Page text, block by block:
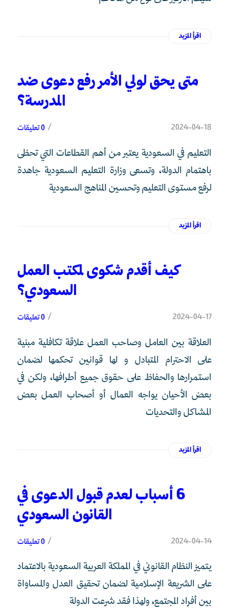
اقرأ المزيد
متى يحق لولي الأمر رفع دعوى ضد
المدرسة؟
2024-04-18
/ 0 تعليقات
التعليم في السعودية يعتبر من أهم القطاعات التي تحظى
باهتمام الدولة، وتسعى وزارة التعليم السعودية جاهدة
لرفع مستوى التعليم وتحسين المناهج السعودية
اقرأ المزيد
كيف أقدم شكوى لمكتب العمل
السعودي؟
2024-04-17
/ 0 تعليقات
العلاقة بين العامل وصاحب العمل علاقة تكافلية مبنية
على الاحترام المتبادل و لها قوانين تحكمها لضمان
استمرارها والحفاظ على حقوق جميع أطرافها، ولكن في
بعض الأحيان يواجه العمال أو أصحاب العمل بعض
المشاكل والتحديات
اقرأ المزيد
6 أسباب لعدم قبول الدعوى في
القانون السعودي
2024-04-14
/ 0 تعليقات
يتميز النظام القانوني في المملكة العربية السعودية بالاعتماد
على الشريعة الإسلامية لضمان تحقيق العدل والمساواة
بين أفراد المجتمع، ولهذا فقد شرعت الدولة